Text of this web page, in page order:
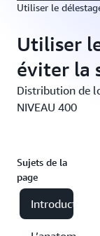
Utiliser le
Utiliser
éviter la
Distribution de
NIVEAU 400
Sujets de la
page
Introduction